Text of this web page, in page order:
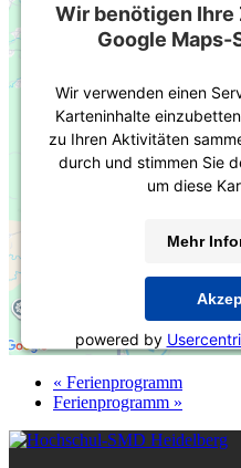
Wir benötigen Ihre
Google Maps-
Wir verwenden einen
Karteninhalte
zu Ihren Aktivitäten
durch und stimmen Sie
um diese
Mehr
powered by
Platform
« Ferienprogramm
Ferienprogramm »